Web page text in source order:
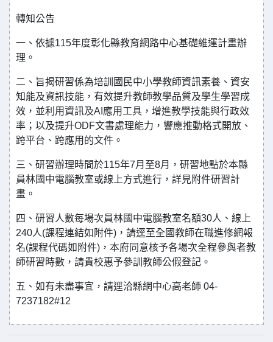
轉知公告
一、依據115年度彰化縣教育網路中心基礎維運計畫辦
理。
二、旨揭研習係為培訓國民中小學教師資訊素養、資安
知能及資訊技能，有效提升教師教學品質及學生學習成
效，並利用資訊及AI應用工具，增進教學技能與行政效
率；以及提升ODF文書處理能力，響應推動格式開放、
跨平台、跨應用的文件。
三、研習辦理時間於115年7月至8月，研習地點於本縣
員林國中電腦教室或線上方式進行，詳見附件研習計
畫。
四、研習人數每場次員林國中電腦教室名額30人、線上
240人(課程連結如附件)，請逕至全國教師在職進修網報
名(課程代碼如附件)，本府同意核予各場次全程參與者教
師研習時數，請貴校惠予參訓教師公假登記。
五、如有未盡事宜，請逕洽縣網中心高老師 04-
7237182#12